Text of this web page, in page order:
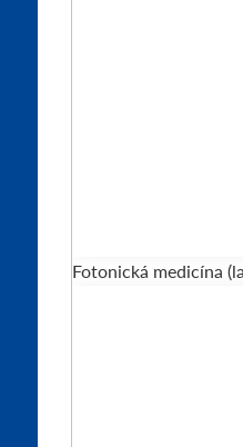
Fotonická medicína